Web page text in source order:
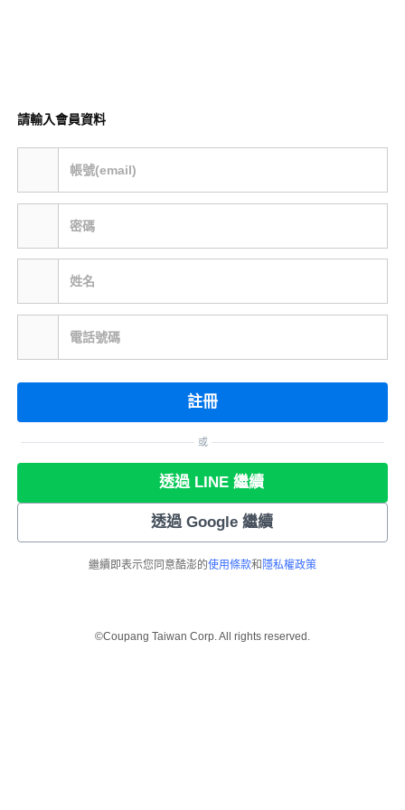
請輸入會員資料
帳號(email)
密碼
姓名
電話號碼
註冊
或
透過 LINE 繼續
透過 Google 繼續
繼續即表示您同意酷澎的使用條款和 隱私權政策
©Coupang Taiwan Corp. All rights reserved.